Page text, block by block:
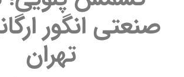
صنعتی انگور
تهران